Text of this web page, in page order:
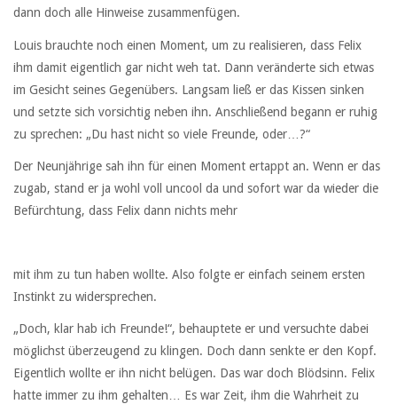
dann doch alle Hinweise zusammenfügen.
Louis brauchte noch einen Moment, um zu realisieren, dass Felix
ihm damit eigentlich gar nicht weh tat. Dann veränderte sich etwas
im Gesicht seines Gegenübers. Langsam ließ er das Kissen sinken
und setzte sich vorsichtig neben ihn. Anschließend begann er ruhig
zu sprechen: „Du hast nicht so viele Freunde, oder…?“
Der Neunjährige sah ihn für einen Moment ertappt an. Wenn er das
zugab, stand er ja wohl voll uncool da und sofort war da wieder die
Befürchtung, dass Felix dann nichts mehr
mit ihm zu tun haben wollte. Also folgte er einfach seinem ersten
Instinkt zu widersprechen.
„Doch, klar hab ich Freunde!“, behauptete er und versuchte dabei
möglichst überzeugend zu klingen. Doch dann senkte er den Kopf.
Eigentlich wollte er ihn nicht belügen. Das war doch Blödsinn. Felix
hatte immer zu ihm gehalten… Es war Zeit, ihm die Wahrheit zu